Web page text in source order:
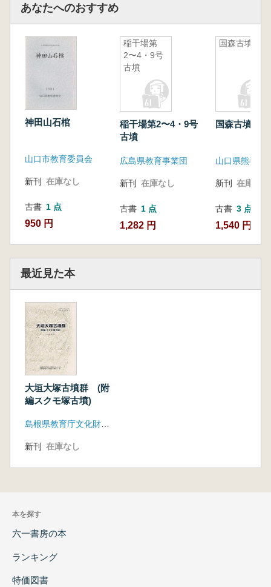
あなたへのおすすめ
神田山石棺
山口市教育委員会
新刊 在庫なし
古書 1 点
950 円
稲干場第
2〜4・9号
古墳
稲干場第2〜4・9号
古墳
広島県教育事業団
新刊 在庫なし
古書 1 点
1,282 円
国森古墳
国森古墳
新刊 在庫なし
古書 3 点
1,540 円~
最近見た本
大垣大塚古墳群 (附
編スクモ塚古墳)
島根県教育庁文化財課古代文化センター
新刊 在庫なし
本を探す
六一書房の本
ランキング
特価図書